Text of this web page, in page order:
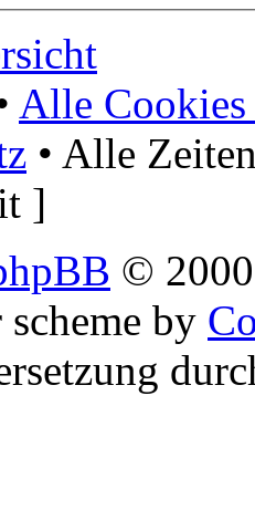
Alle Cookies
• Alle
]
©
by